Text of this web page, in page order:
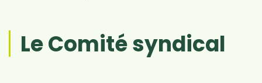
Le Comité syndical